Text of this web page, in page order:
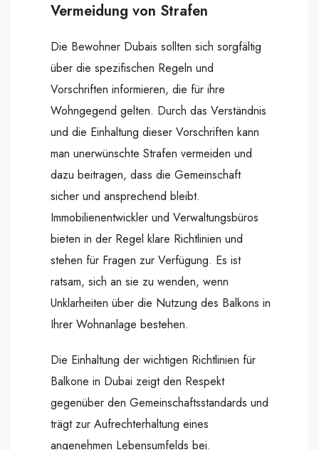
Vermeidung von Strafen
Die Bewohner Dubais sollten sich sorgfältig
über die spezifischen Regeln und
Vorschriften informieren, die für ihre
Wohngegend gelten. Durch das Verständnis
und die Einhaltung dieser Vorschriften kann
man unerwünschte Strafen vermeiden und
dazu beitragen, dass die Gemeinschaft
sicher und ansprechend bleibt.
Immobilienentwickler und Verwaltungsbüros
bieten in der Regel klare Richtlinien und
stehen für Fragen zur Verfügung. Es ist
ratsam, sich an sie zu wenden, wenn
Unklarheiten über die Nutzung des Balkons in
Ihrer Wohnanlage bestehen.
Die Einhaltung der wichtigen Richtlinien für
Balkone in Dubai zeigt den Respekt
gegenüber den Gemeinschaftsstandards und
trägt zur Aufrechterhaltung eines
angenehmen Lebensumfelds bei.